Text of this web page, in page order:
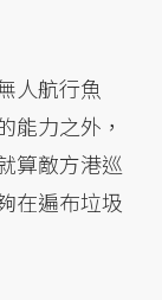
人航行魚
能力之外，
算敵方港巡
在遍布垃圾